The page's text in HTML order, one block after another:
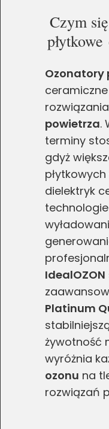
Czym
Ozonatory
powietrza.
terminy
gdyż
dielektryk
IdealOZON
Platinum
żywotność
wyróżnia
ozonu na
rozwiązań